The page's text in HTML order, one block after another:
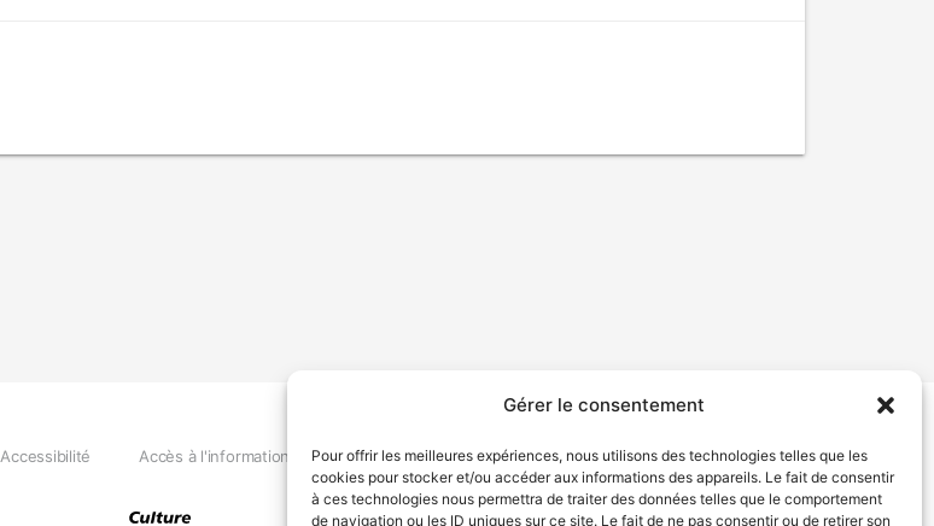
Gérer le consentement
Pour offrir les meilleures expériences, nous utilisons des technologies telles que les
cookies pour stocker et/ou accéder aux informations des appareils. Le fait de consentir
à ces technologies nous permettra de traiter des données telles que le comportement
de navigation ou les ID uniques sur ce site. Le fait de ne pas consentir ou de retirer son
Accessibilité Accès à l'information Déclaration de services Politique de confidentialité